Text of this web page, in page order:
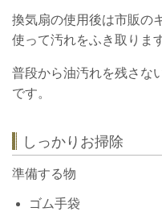
換気扇の使用後は市販の
使って汚れをふき取ります
普段から油汚れを残さな
です。
しっかりお掃除
準備する物
ゴム手袋